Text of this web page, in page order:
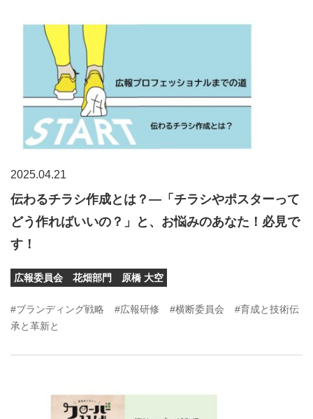
2025.04.21
伝わるチラシ作成とは？―「チラシやポスターって
どう作ればいいの？」と、お悩みのあなた！必見で
す！
広報委員会 花畑部門 原橋 大空
#ブランディング戦略 #広報研修 #横断委員会
#育成と技術伝
承と革新と